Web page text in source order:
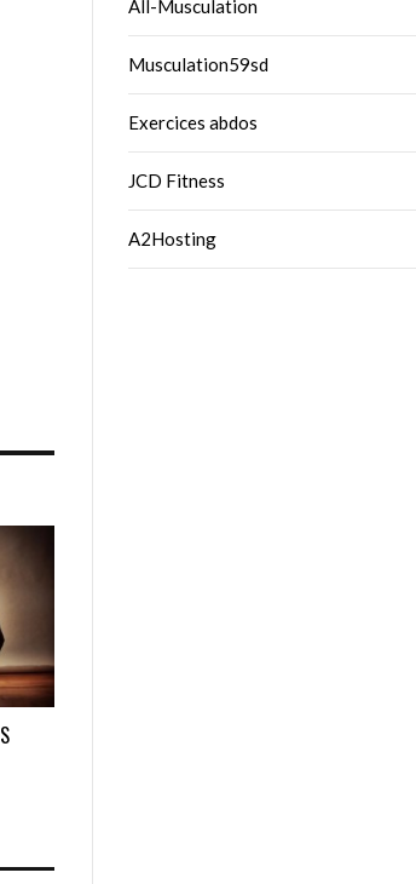
All-Musculation
Musculation59sd
Exercices abdos
JCD Fitness
A2Hosting